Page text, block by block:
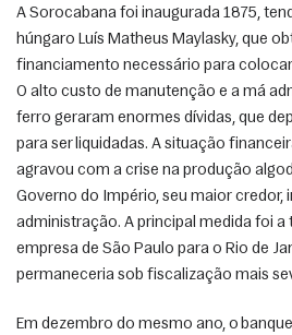
A Sorocabana foi inaugurada 1875,
húngaro Luís Matheus Maylasky, que
financiamento necessário para
O alto custo de manutenção e a má
ferro geraram enormes dívidas, que
para ser liquidadas. A situação
agravou com a crise na produção
Governo do Império, seu maior credor,
administração. A principal medida foi a
empresa de São Paulo para o Rio de
permaneceria sob fiscalização mais
Em dezembro do mesmo ano, o